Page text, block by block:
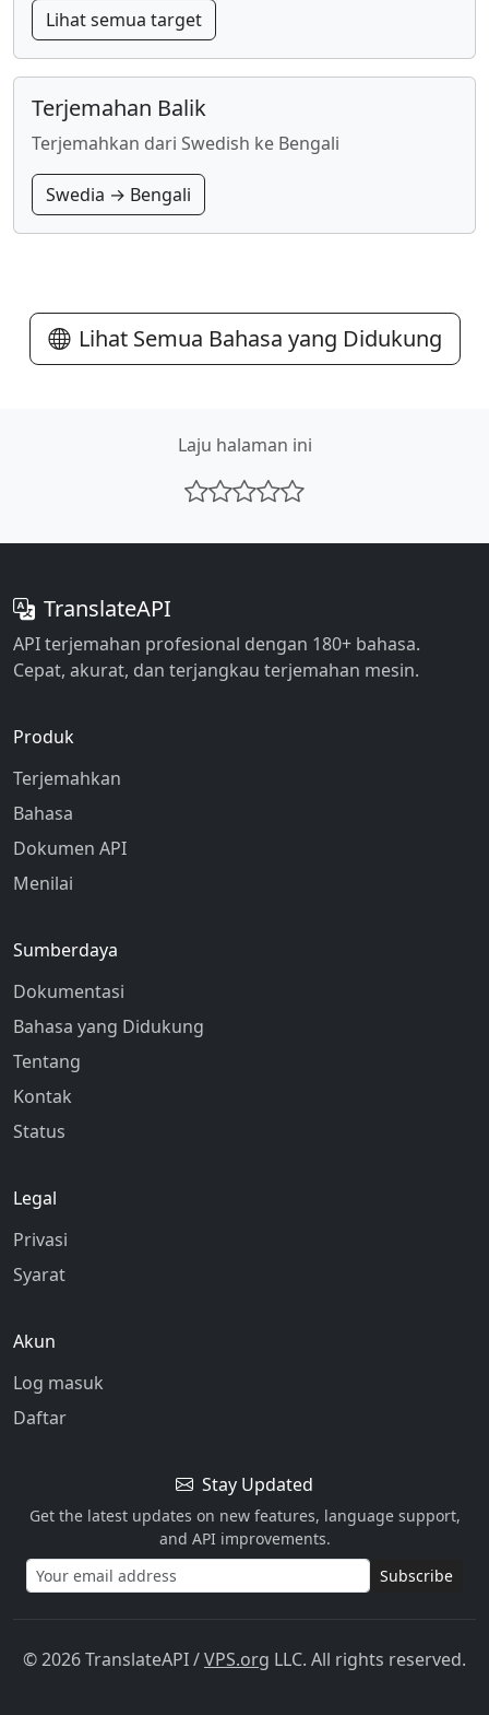
Lihat semua target
Terjemahan Balik
Terjemahkan dari Swedish ke Bengali
Swedia → Bengali
Lihat Semua Bahasa yang Didukung
Laju halaman ini
TranslateAPI
API terjemahan profesional dengan 180+ bahasa.
Cepat, akurat, dan terjangkau terjemahan mesin.
Produk
Terjemahkan
Bahasa
Dokumen API
Menilai
Sumberdaya
Dokumentasi
Bahasa yang Didukung
Tentang
Kontak
Status
Legal
Privasi
Syarat
Akun
Log masuk
Daftar
Stay Updated
Get the latest updates on new features, language support,
and API improvements.
Subscribe
© 2026 TranslateAPI/VPS.org LLC. All rights reserved.